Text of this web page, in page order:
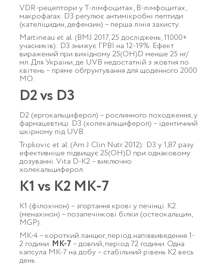
VDR-рецептори у Т-лімфоцитах, B-лімфоцитах,
макрофагах. D3 регулює антимікробні пептиди
(кателіцидин, дефензин) – перша лінія захисту.
Martineau et al. (BMJ 2017, 25 досліджень, 11000+
учасників): D3 знижує ГРВІ на 12-19%. Ефект
виражений при вихідному 25(OH)D менше 25 нг/
мл. Для України, де UVB недостатній з жовтня по
квітень – пряме обгрунтування для щоденного 2000
МО.
D2 vs D3
D2 (ергокальциферол) – рослинного походження, у
фармацевтиці. D3 (холекальциферол) – ідентичний
шкірному під UVB.
Tripkovic et al. (Am J Clin Nutr 2012): D3 у 1,87 разу
ефективніше підвищує 25(OH)D при однаковому
дозуванні. Vita D-K2 – виключно
холекальциферол.
K1 vs K2 MK-7
K1 (філохінон) – згортання крові у печінці. K2
(менахінон) – позапечінкові білки (остеокальцин,
MGP).
MK-4 – короткий ланцюг, період напіввиведення 1-
2 години. MK-7 – довгий, період 72 години. Одна
капсула MK-7 на добу – стабільний рівень K2 весь
день.